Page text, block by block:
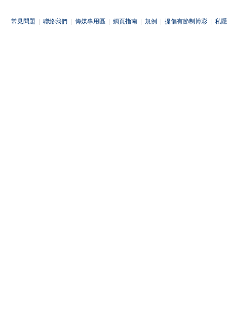
常見問題 聯絡我們 傳媒專用區 網頁指南 規例 提倡有節制博彩 私